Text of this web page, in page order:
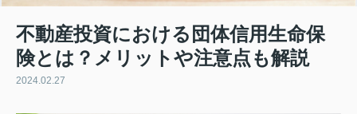
不動産投資における団体信用生命保
険とは？メリットや注意点も解説
2024.02.27